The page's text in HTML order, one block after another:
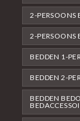
2-PERSOONS
2-PERSOONS
BEDDEN 1-
BEDDEN 2-
BEDDEN